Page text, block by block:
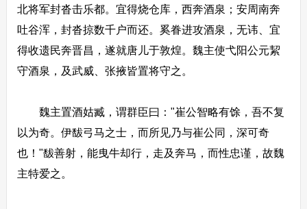
北将军封沓击乐都。宜得烧仓库，西奔酒泉；安周南奔
吐谷浑，封沓掠数千户而还。奚眷进攻酒泉，无讳、宜
得收遗民奔晋昌，遂就唐儿于敦煌。魏主使弋阳公元絜
守酒泉，及武威、张掖皆置将守之。
魏主置酒姑臧，谓群臣曰："崔公智略有馀，吾不复
以为奇。伊馛弓马之士，而所见乃与崔公同，深可奇
也！"馛善射，能曳牛却行，走及奔马，而性忠谨，故魏
主特爱之。